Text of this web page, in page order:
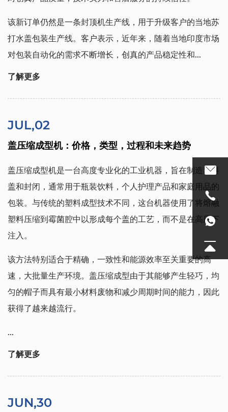
该新订单仍然是一条封顶机生产线，用于升级客户的当地苏
打水盖包装生产线。客户表示，近年来，随着当地印度市场
对包装自动化的需求不断增长，创真的产品稳定性和...
了解更多
JUL,02
盖压缩成型机：价格，类型，过程和未来趋势
盖压缩成型机是一台高度专业化的工业机器，旨在制造塑料
盖和封闭，通常用于瓶装饮料，个人护理产品和家庭用品的
包装。与传统的塑料成型技术不同，这台机器使用了将熔融
塑料压缩到霉菌腔中以形成每个盖的工艺，而不是在高压下
注入。
该方法特别适合于精确，一致性和能源效率至关重要的高
速，大批量生产环境。盖压缩成型由于其能够产生轻巧，均
匀的帽子而具有最小材料废物和减少周期时间的能力，因此
获得了越来越流行。
...
了解更多
JUN,30